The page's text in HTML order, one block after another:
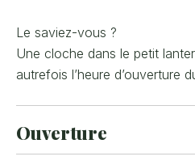
Le saviez-vous ?
Une cloche dans le petit
autrefois l’heure d’ouverture
Ouverture